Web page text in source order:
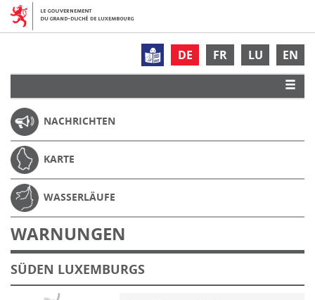
DE FR LU EN
NACHRICHTEN
KARTE
WASSERLÄUFE
WARNUNGEN
SÜDEN LUXEMBURGS